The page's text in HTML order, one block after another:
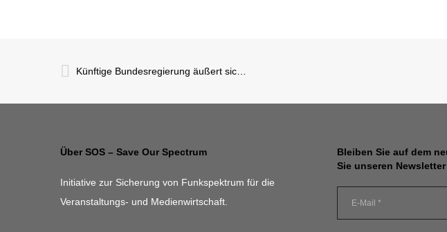
Künftige Bundesregierung äußert sich zu UHF-Frequenzen in Koalitionsvertrag
Über SOS – Save Our Spectrum
Initiative zur Sicherung von Funkspektrum für die
Veranstaltungs- und Medienwirtschaft.
Bleiben Sie auf dem
Sie unseren Newsletter